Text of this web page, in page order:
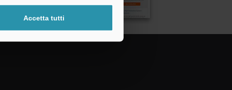
Accetta tutti